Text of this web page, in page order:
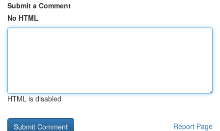
Submit a Comment
No HTML
HTML is disabled
Report Page